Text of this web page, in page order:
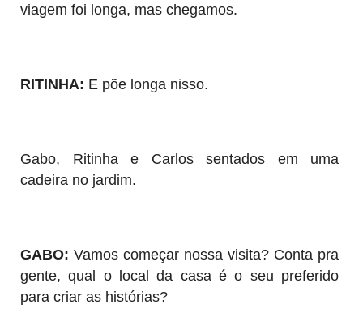
viagem foi longa, mas chegamos.
RITINHA: E põe longa nisso.
Gabo, Ritinha e Carlos sentados em uma
cadeira no jardim.
GABO: Vamos começar nossa visita? Conta pra
gente, qual o local da casa é o seu preferido
para criar as histórias?